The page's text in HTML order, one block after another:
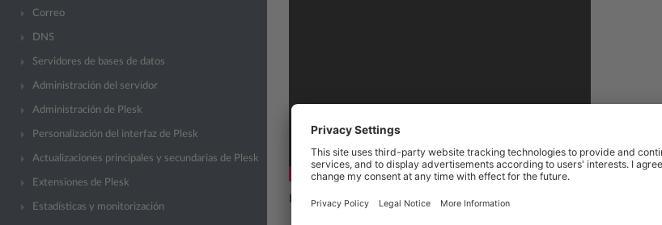
Correo
DNS
Servidores de bases de datos
Administración del servidor
Administración de Plesk
Personalización del interfaz de Plesk
Actualizaciones principales y secundarias de Plesk
Extensiones de Plesk
Estadísticas y monitorización
Para configurar el redireccionamiento de correo para una dirección de email: